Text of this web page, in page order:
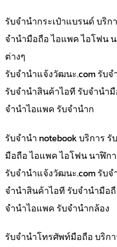
รับจำนำกระเป๋าแบรนด์ บริ
จำนำมือถือ ไอแพค ไอโฟน
ต่างๆ
รับจํานําแจ้งวัฒนะ.com รับ
รับจำนำสินค้าไอที รับจำนำ
จำนำไอแพค รับจำนำก
รับจำนำ notebook บริการ
มือถือ ไอแพค ไอโฟน นาฬิก
รับจํานําแจ้งวัฒนะ.com รับจ
จำนำสินค้าไอที รับจำนำมือ
จำนำไอแพค รับจำนำกล้อง
รับจำนำโทรศัพท์มือถือ บริก